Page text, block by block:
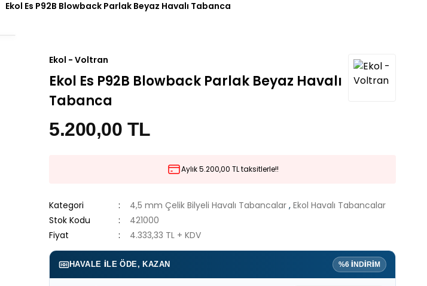
Ekol Es P92B Blowback Parlak Beyaz Havalı Tabanca
Ekol - Voltran
Ekol Es P92B Blowback Parlak Beyaz Havalı
Tabanca
5.200,00 TL
Aylık 5.200,00 TL taksitlerle!!
Kategori 4,5 mm Çelik Bilyeli Havalı Tabancalar , Ekol Havalı Tabancalar
Stok Kodu
421000
Fiyat
4.333,33 TL + KDV
HAVALE ILE ÖDE, KAZAN %6 İNDİRİM